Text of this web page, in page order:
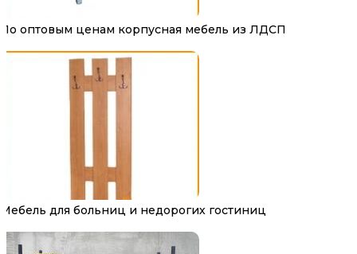
По оптовым ценам корпусная мебель из ЛДСП
Мебель для больниц и недорогих гостиниц